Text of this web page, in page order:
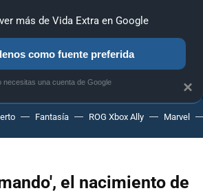
TRUCOS PC SONY NINTENDO
Fantasía ROG Xbox Ally Marvel
el nacimiento de
×
más de Vida Extra en Google
como fuente preferida
necesitas una cuenta de Google